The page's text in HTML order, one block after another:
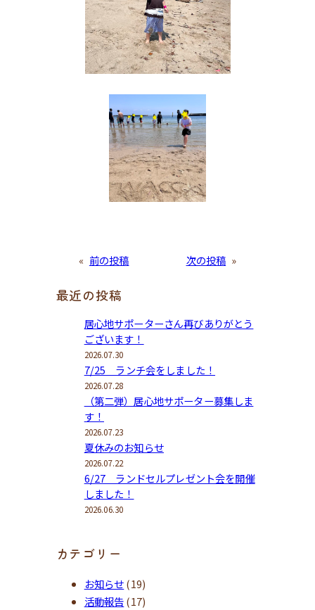
« 前の投稿 次の投稿 »
最近の投稿
居心地サポーターさん再びありがとう
ございます！
2026.07.30
7/25 ランチ会をしました！
2026.07.28
（第二弾）居心地サポーター募集しま
す！
2026.07.23
夏休みのお知らせ
2026.07.22
6/27 ランドセルプレゼント会を開催
しました！
2026.06.30
カテゴリー
お知らせ(19)
活動報告(17)